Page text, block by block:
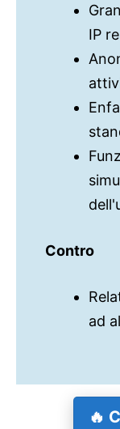
IP
Contro
ad
🔥